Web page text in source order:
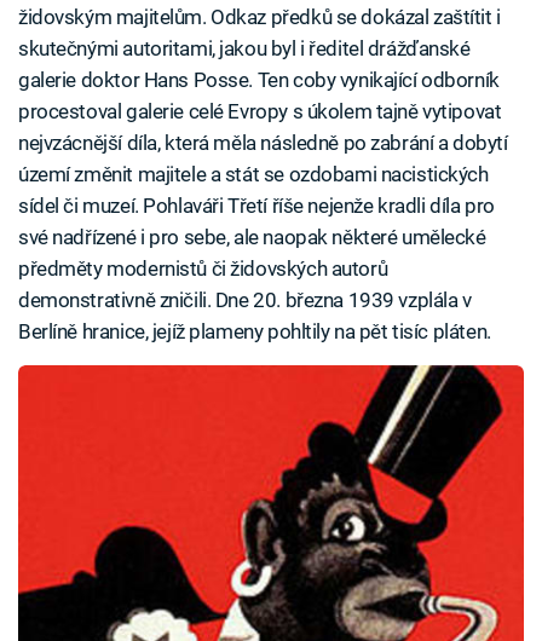
židovským majitelům. Odkaz předků se dokázal zaštítit i
skutečnými autoritami, jakou byl i ředitel drážďanské
galerie doktor Hans Posse. Ten coby vynikající odborník
procestoval galerie celé Evropy s úkolem tajně vytipovat
nejvzácnější díla, která měla následně po zabrání a dobytí
území změnit majitele a stát se ozdobami nacistických
sídel či muzeí. Pohlaváři Třetí říše nejenže kradli díla pro
své nadřízené i pro sebe, ale naopak některé umělecké
předměty modernistů či židovských autorů
demonstrativně zničili. Dne 20. března 1939 vzplála v
Berlíně hranice, jejíž plameny pohltily na pět tisíc pláten.